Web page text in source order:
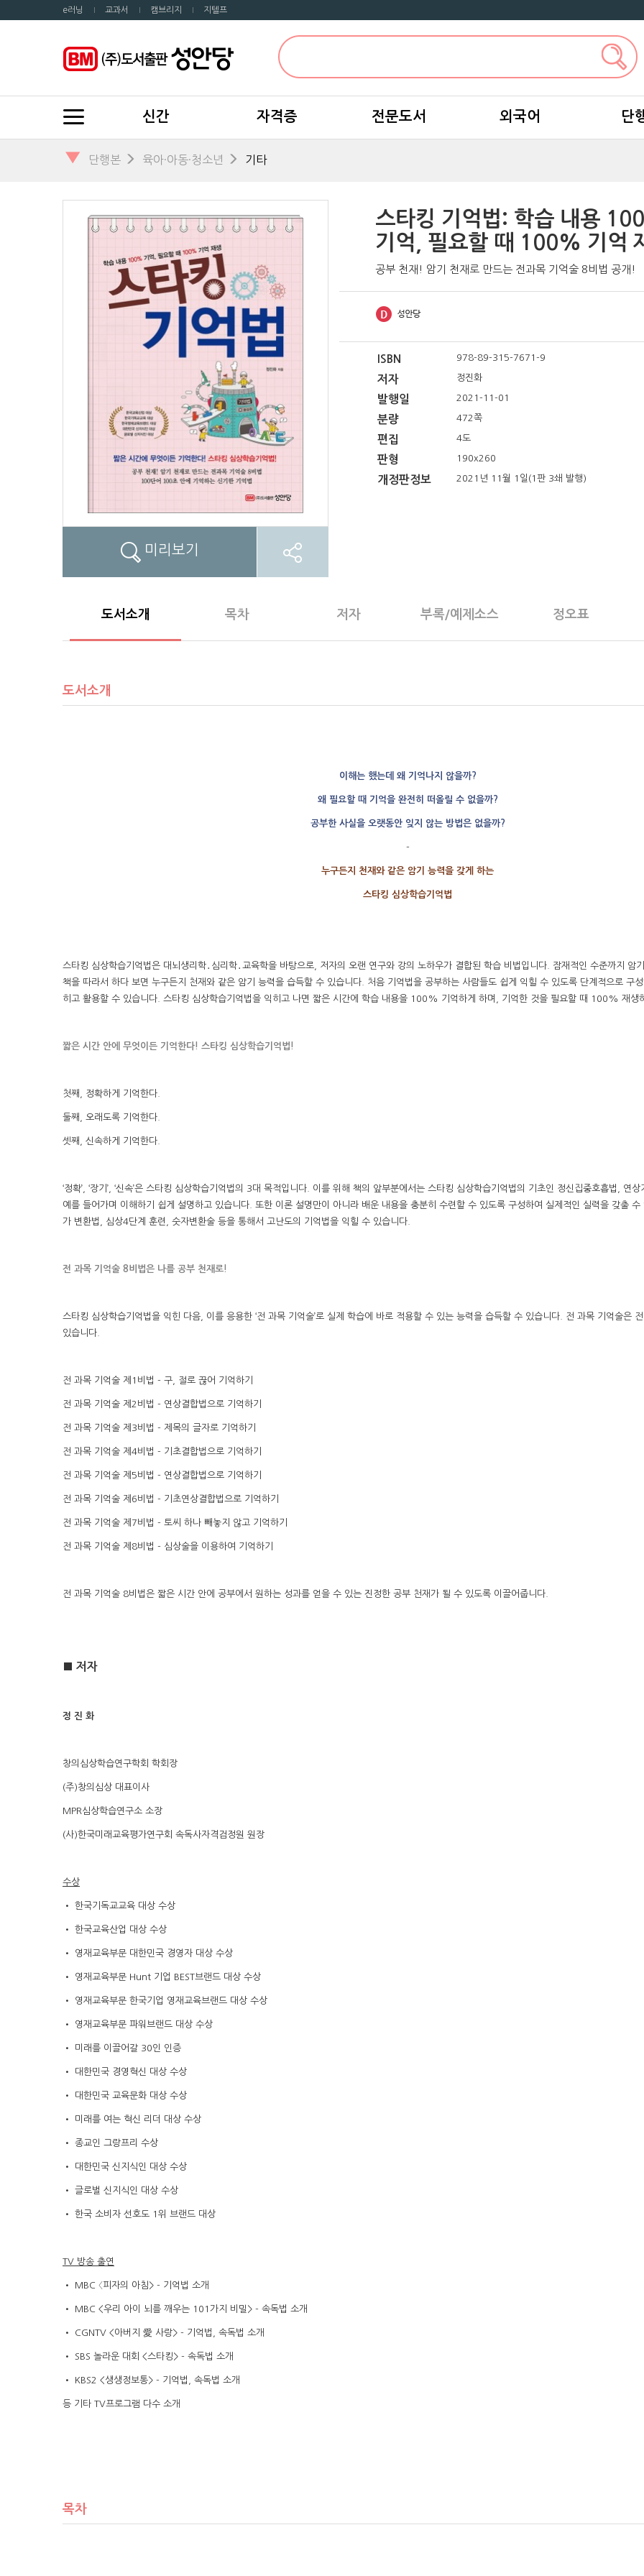
e러닝 교과서 캠브리지 지텔프
신간 자격증 전문도서 외국어 단
▼ 단행본 육아·아동·청소년 기타
미리보기
스타킹 기억법: 학습 내용
기억, 필요할 때 100% 기억
공부 천재! 암기 천재로 만드는 전과목 기억술 8비법 공개!
ISBN 978-89-315-7671-9
저자 정진화
발행일 2021-11-01
분량 472쪽
편집 4도
판형 190x260
개정판정보 2021년 11월 1일(1판 3쇄 발행)
도서소개 목차 저자 부록/예제소스 정오표
도서소개
이해는 했는데 왜 기억나지 않을까?
왜 필요할 때 기억을 완전히 떠올릴 수 없을까?
공부한 사실을 오랫동안 잊지 않는 방법은 없을까?
-
누구든지 천재와 같은 암기 능력을 갖게 하는
스타킹 심상학습기억법
스타킹 심상학습기억법은 대뇌생리학․심리학․교육학을 바탕으로, 저자의 오랜 연구와 강의 노하우가 결합된 학습 비법입니다. 잠재적인 수준까지 암
책을 따라서 하다 보면 누구든지 천재와 같은 암기 능력을 습득할 수 있습니다. 처음 기억법을 공부하는 사람들도 쉽게 익힐 수 있도록 단계적으로 구
히고 활용할 수 있습니다. 스타킹 심상학습기억법을 익히고 나면 짧은 시간에 학습 내용을 100% 기억하게 하며, 기억한 것을 필요할 때 100% 재생
짧은 시간 안에 무엇이든 기억한다! 스타킹 심상학습기억법!
첫째, 정확하게 기억한다.
둘째, 오래도록 기억한다.
셋째, 신속하게 기억한다.
‘정확’, ‘장기’, ‘신속’은 스타킹 심상학습기억법의 3대 목적입니다. 이를 위해 책의 앞부분에서는 스타킹 심상학습기억법의 기초인 정신집중호흡법, 연
예를 들어가며 이해하기 쉽게 설명하고 있습니다. 또한 이론 설명만이 아니라 배운 내용을 충분히 수련할 수 있도록 구성하여 실제적인 실력을 갖출
가 변환법, 심상4단계 훈련, 숫자변환술 등을 통해서 고난도의 기억법을 익힐 수 있습니다.
전 과목 기억술 8비법은 나를 공부 천재로!
스타킹 심상학습기억법을 익힌 다음, 이를 응용한 ‘전 과목 기억술’로 실제 학습에 바로 적용할 수 있는 능력을 습득할 수 있습니다. 전 과목 기억술은
있습니다.
전 과목 기억술 제1비법 - 구, 절로 끊어 기억하기
전 과목 기억술 제2비법 - 연상결합법으로 기억하기
전 과목 기억술 제3비법 - 제목의 글자로 기억하기
전 과목 기억술 제4비법 - 기초결합법으로 기억하기
전 과목 기억술 제5비법 - 연상결합법으로 기억하기
전 과목 기억술 제6비법 - 기초연상결합법으로 기억하기
전 과목 기억술 제7비법 - 토씨 하나 빼놓지 않고 기억하기
전 과목 기억술 제8비법 - 심상술을 이용하여 기억하기
전 과목 기억술 8비법은 짧은 시간 안에 공부에서 원하는 성과를 얻을 수 있는 진정한 공부 천재가 될 수 있도록 이끌어줍니다.
■ 저자
정 진 화
창의심상학습연구학회 학회장
(주)창의심상 대표이사
MPR심상학습연구소 소장
(사)한국미래교육평가연구회 속독사자격검정원 원장
수상
• 한국기독교교육 대상 수상
• 한국교육산업 대상 수상
• 영재교육부문 대한민국 경영자 대상 수상
• 영재교육부문 Hunt 기업 BEST브랜드 대상 수상
• 영재교육부문 한국기업 영재교육브랜드 대상 수상
• 영재교육부문 파워브랜드 대상 수상
• 미래를 이끌어갈 30인 인증
• 대한민국 경영혁신 대상 수상
• 대한민국 교육문화 대상 수상
• 미래를 여는 혁신 리더 대상 수상
• 종교인 그랑프리 수상
• 대한민국 신지식인 대상 수상
• 글로벌 신지식인 대상 수상
• 한국 소비자 선호도 1위 브랜드 대상
TV 방송 출연
• MBC 〈피자의 아침> - 기억법 소개
• MBC <우리 아이 뇌를 깨우는 101가지 비밀> - 속독법 소개
• CGNTV <아버지 愛 사랑> - 기억법, 속독법 소개
• SBS 놀라운 대회 <스타킹> - 속독법 소개
• KBS2 <생생정보통> - 기억법, 속독법 소개
등 기타 TV프로그램 다수 소개
목차